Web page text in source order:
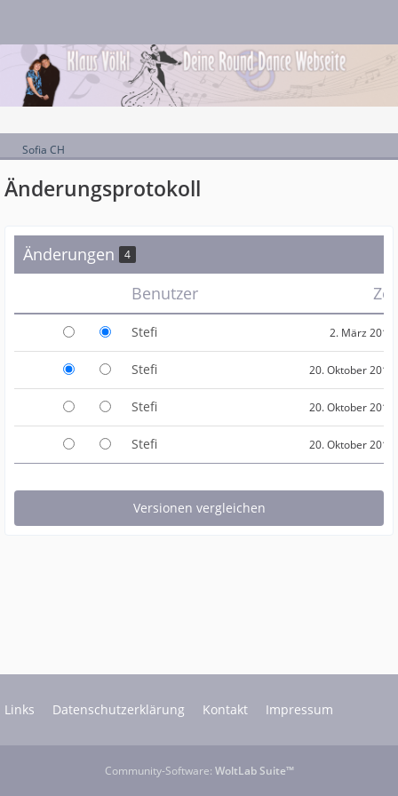
Sofia CH
Änderungsprotokoll
Änderungen 4
Benutzer
Stefi 2. März 2018
Stefi 20. Oktober 2017
Stefi 20. Oktober 2017
Stefi 20. Oktober 2017
Links Datenschutzerklärung Kontakt Impressum
Community-Software: WoltLab Suite™